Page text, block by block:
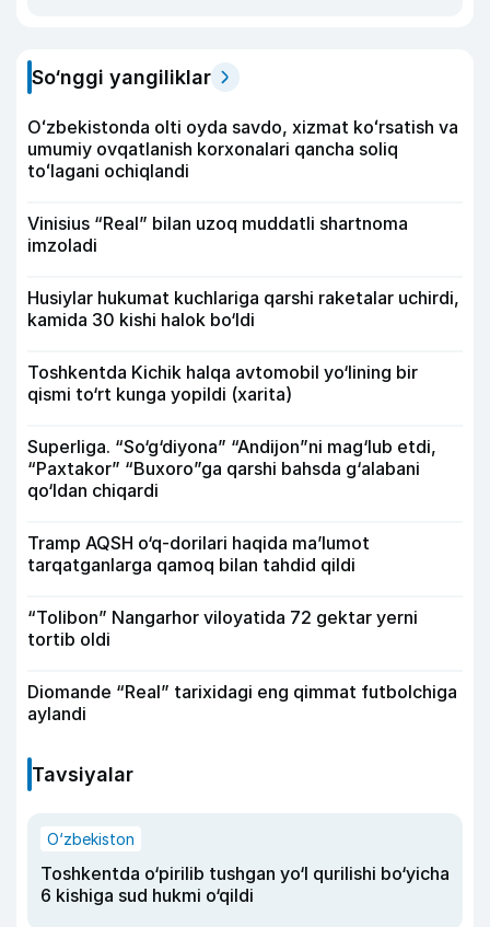
So‘nggi yangiliklar
Oʻzbekistonda olti oyda savdo, xizmat koʻrsatish va
umumiy ovqatlanish korxonalari qancha soliq
toʻlagani ochiqlandi
Vinisius “Real” bilan uzoq muddatli shartnoma
imzoladi
Husiylar hukumat kuchlariga qarshi raketalar uchirdi,
kamida 30 kishi halok bo‘ldi
Toshkentda Kichik halqa avtomobil yo‘lining bir
qismi to‘rt kunga yopildi (xarita)
Superliga. “So‘g‘diyona” “Andijon”ni mag‘lub etdi,
“Paxtakor” “Buxoro”ga qarshi bahsda g‘alabani
qo‘ldan chiqardi
Tramp AQSH o‘q-dorilari haqida ma’lumot
tarqatganlarga qamoq bilan tahdid qildi
“Tolibon” Nangarhor viloyatida 72 gektar yerni
tortib oldi
Diomande “Real” tarixidagi eng qimmat futbolchiga
aylandi
Tavsiyalar
O‘zbekiston
Toshkentda o‘pirilib tushgan yo‘l qurilishi bo‘yicha
6 kishiga sud hukmi o‘qildi